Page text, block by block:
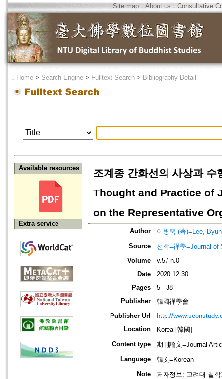
Site map．About us ． Consultative
． Home > Search Engine > Fulltext Search > Bibliography Detail
Available resources
Extra service
조계종 간화선의 사상과
Thought and Practice of
on the Representative
Author
이병욱 (著)=Lee,
Source
선학=禪學=Journal of
Volume
v.57 n.0
Date
2020.12.30
Pages
5 - 38
Publisher
韓國禪學會
Publisher Url
http://
Location
Korea [韓國]
Content type
期刊論文=Journal
Language
韓文=Korean
Note
저자정보: 고려대 철